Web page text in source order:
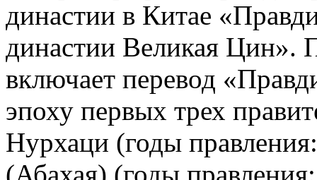
династии в Китае
династии Великая Цин».
включает перевод
эпоху первых трех
Нурхаци (годы